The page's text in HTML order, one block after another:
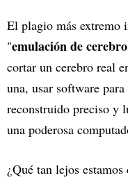
El plagio más extremo
"emulación de
cortar un cerebro real
una, usar software
reconstruido preciso y
una poderosa
¿Qué tan lejos